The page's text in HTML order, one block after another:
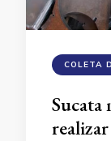
COLETA
Sucata